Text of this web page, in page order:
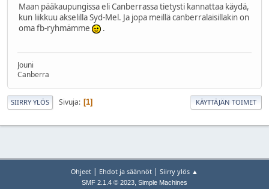
Maan pääkaupungissa eli Canberrassa tietysti kannattaa käydä,
kun liikkuu akselilla Syd-Mel. Ja jopa meillä canberralaisillakin on
oma fb-ryhmämme
.
Jouni
Canberra
SIIRRY YLÖS Sivuja 1 KÄYTTÄJÄN TOIMET
Ohjeet | Ehdot ja säännöt | Siirry ylös ▲
SMF 2.1.4 © 2023, Simple Machines